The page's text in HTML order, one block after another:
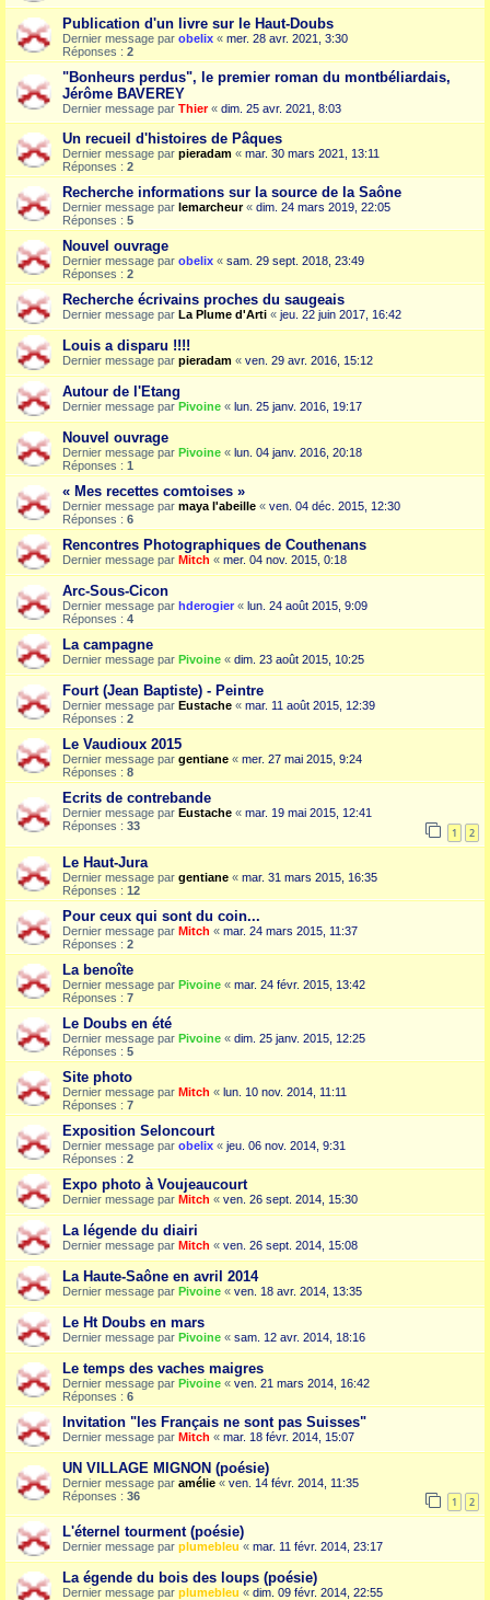
Publication d'un livre sur le Haut-Doubs
Dernier message par obelix « mer. 28 avr. 2021, 3:30
Réponses : 2
"Bonheurs perdus", le premier roman du montbéliardais,
Jérôme BAVEREY
Dernier message par Thier« dim. 25 avr. 2021, 8:03
Un recueil d'histoires de Pâques
Dernier message par pieradam « mar. 30 mars 2021, 13:11
Réponses : 2
Recherche informations sur la source de la Saône
Dernier message par lemarcheur« dim. 24 mars 2019, 22:05
Réponses : 5
Nouvel ouvrage
Dernier message par obelix « sam. 29 sept. 2018, 23:49
Réponses : 2
Recherche écrivains proches du saugeais
Dernier message par La Plume d'Arti « jeu. 22 juin 2017, 16:42
Louis a disparu !!!!
Dernier message par pieradam « ven. 29 avr. 2016, 15:12
Autour de l'Etang
Dernier message par Pivoine « lun. 25 janv. 2016, 19:17
Nouvel ouvrage
Dernier message par Pivoine « lun. 04 janv. 2016, 20:18
Réponses : 1
« Mes recettes comtoises »
Dernier message par maya l'abeille « ven. 04 déc. 2015, 12:30
Réponses : 6
Rencontres Photographiques de Couthenans
Dernier message par Mitch « mer. 04 nov. 2015, 0:18
Arc-Sous-Cicon
Dernier message par hderogier « lun. 24 août 2015, 9:09
Réponses : 4
La campagne
Dernier message par Pivoine « dim. 23 août 2015, 10:25
Fourt (Jean Baptiste) - Peintre
Dernier message par Eustache « mar. 11 août 2015, 12:39
Réponses : 2
Le Vaudioux 2015
Dernier message par gentiane « mer. 27 mai 2015, 9:24
Réponses : 8
Ecrits de contrebande
Dernier message par Eustache « mar. 19 mai 2015, 12:41
Réponses : 33 1 2
Le Haut-Jura
Dernier message par gentiane « mar. 31 mars 2015, 16:35
Réponses : 12
Pour ceux qui sont du coin...
Dernier message par Mitch « mar. 24 mars 2015, 11:37
Réponses : 2
La benoîte
Dernier message par Pivoine « mar. 24 févr. 2015, 13:42
Réponses : 7
Le Doubs en été
Dernier message par Pivoine « dim. 25 janv. 2015, 12:25
Réponses : 5
Site photo
Dernier message par Mitch « lun. 10 nov. 2014, 11:11
Réponses : 7
Exposition Seloncourt
Dernier message par obelix « jeu. 06 nov. 2014, 9:31
Réponses : 2
Expo photo à Voujeaucourt
Dernier message par Mitch « ven. 26 sept. 2014, 15:30
La légende du diairi
Dernier message par Mitch « ven. 26 sept. 2014, 15:08
La Haute-Saône en avril 2014
Dernier message par Pivoine « ven. 18 avr. 2014, 13:35
Le Ht Doubs en mars
Dernier message par Pivoine « sam. 12 avr. 2014, 18:16
Le temps des vaches maigres
Dernier message par Pivoine « ven. 21 mars 2014, 16:42
Réponses : 6
Invitation "les Français ne sont pas Suisses"
Dernier message par Mitch « mar. 18 févr. 2014, 15:07
UN VILLAGE MIGNON (poésie)
Dernier message par amélie « ven. 14 févr. 2014, 11:35
Réponses : 36 1 2
L'éternel tourment (poésie)
Dernier message par plumebleu « mar. 11 févr. 2014, 23:17
La égende du bois des loups (poésie)
Dernier message par plumebleu « dim. 09 févr. 2014, 22:55